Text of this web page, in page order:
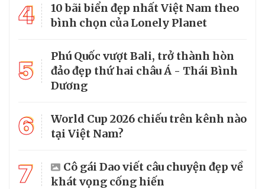
4
10 bãi biển đẹp nhất Việt Nam theo
bình chọn của Lonely Planet
5
Phú Quốc vượt Bali, trở thành hòn
đảo đẹp thứ hai châu Á - Thái Bình
Dương
6
World Cup 2026 chiếu trên kênh nào
tại Việt Nam?
7
Cô gái Dao viết câu chuyện đẹp về
khát vọng cống hiến